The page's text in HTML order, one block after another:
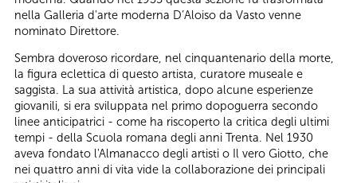
nella Galleria d'arte moderna D’Aloiso da Vasto venne
nominato Direttore.
Sembra doveroso ricordare, nel cinquantenario della morte,
la figura eclettica di questo artista, curatore museale e
saggista. La sua attività artistica, dopo alcune esperienze
giovanili, si era sviluppata nel primo dopoguerra secondo
linee anticipatrici - come ha riscoperto la critica degli ultimi
tempi - della Scuola romana degli anni Trenta. Nel 1930
aveva fondato l'Almanacco degli artisti o Il vero Giotto, che
nei quattro anni di vita vide la collaborazione dei principali